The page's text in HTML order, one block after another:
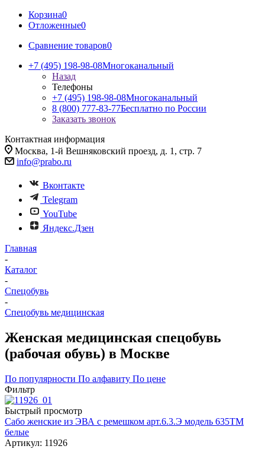
Корзина0
Отложенные0
Сравнение товаров0
+7 (495) 198-98-08Многоканальный
Назад
Телефоны
+7 (495) 198-98-08Многоканальный
8 (800) 777-83-77Бесплатно по России
Заказать звонок
Контактная информация
Москва, 1-й Вешняковский проезд, д. 1, стр. 7
info@prabo.ru
Вконтакте
Telegram
YouTube
Яндекс.Дзен
Главная
-
Каталог
-
Спецобувь
-
Спецобувь медицинская
Женская медицинская спецобувь
(рабочая обувь) в Москве
По популярности По алфавиту По цене
Фильтр
Быстрый просмотр
Сабо женские из ЭВА с ремешком арт.6.3.Э модель 635ТМ
белые
Артикул: 11926